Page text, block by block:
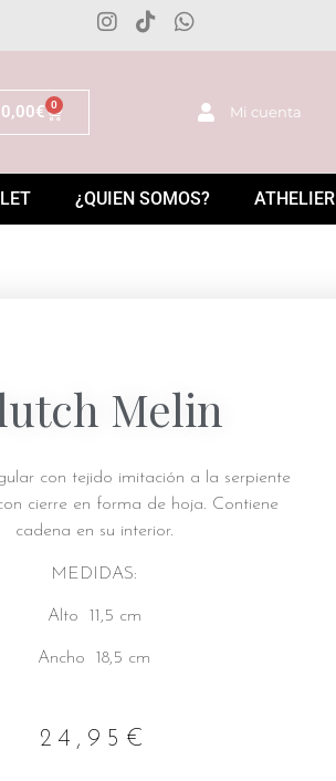
0,00€ 0 Mi cuenta
¿QUIEN SOMOS? ATHELIER
Melin
con tejido imitación a la serpiente
cierre en forma de hoja. Contiene
cadena en su interior.
MEDIDAS:
Alto 11,5 cm
Ancho 18,5 cm
24,95 €